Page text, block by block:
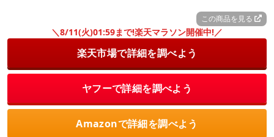
この商品を見る
＼8/11(火)01:59まで!楽天マラソン開催中!／
楽天市場で詳細を調べよう
ヤフーで詳細を調べよう
Amazonで詳細を調べよう